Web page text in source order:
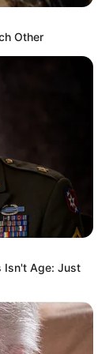
Mute
Other
Isn't Age: Just